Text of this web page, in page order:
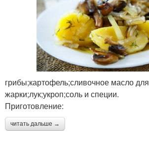
грибы;картофель;сливочное масло для
жарки;лук;укроп;соль и специи.
Приготовление:
читать дальше →